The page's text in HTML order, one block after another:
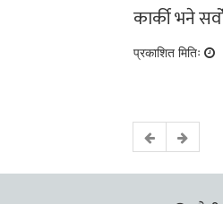
कार्की भने
प्रकाशित मितिः